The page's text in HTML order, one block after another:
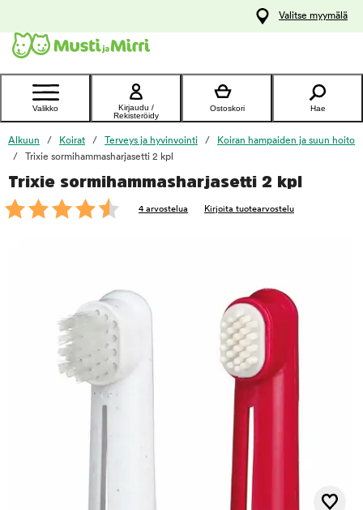
Ota yhteyttä
asiakaspalveluun
Valitse myymälä
Valikko
Kirjaudu /
Rekisteröidy
Ostoskori Hae
Alkuun Koirat Terveys ja hyvinvointi
Koiran hampaiden ja suun hoito
Trixie sormihammasharjasetti 2 kpl
Trixie sormihammasharjasetti 2 kpl
4 arvostelua Kirjoita tuotearvostelu
foo